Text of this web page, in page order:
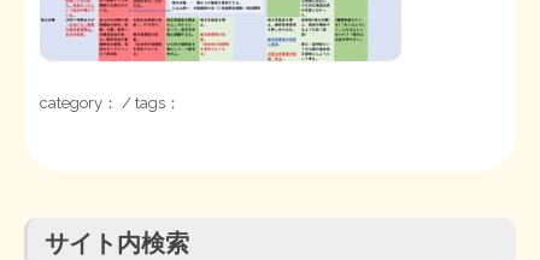
日本経済を解説するヤンキー／MIHANAマンガ／旧・財研出版
MMTの学習資料
用語集
category： / tags：
サイト内検索